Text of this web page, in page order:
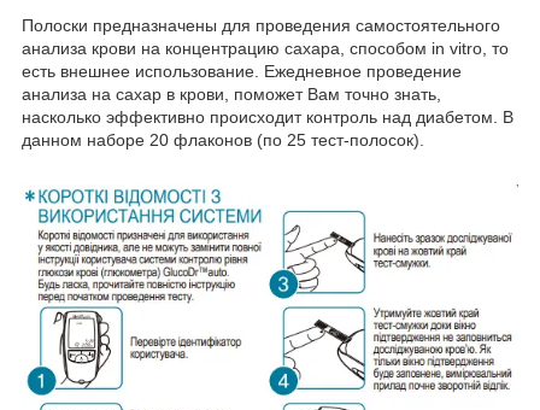
Полоски предназначены для проведения самостоятельного
анализа крови на концентрацию сахара, способом in vitro, то
есть внешнее использование. Ежедневное проведение
анализа на сахар в крови, поможет Вам точно знать,
насколько эффективно происходит контроль над диабетом. В
данном наборе 20 флаконов (по 25 тест-полосок).